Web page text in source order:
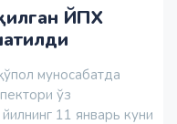
ЙПХ
муносабатда
ўз
11 январь куни